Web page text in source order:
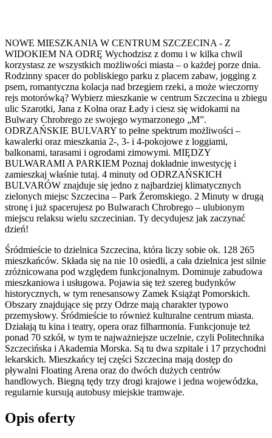
NOWE MIESZKANIA W CENTRUM SZCZECINA - Z
WIDOKIEM NA ODRĘ Wychodzisz z domu i w kilka chwil
korzystasz ze wszystkich możliwości miasta – o każdej porze dnia.
Rodzinny spacer do pobliskiego parku z placem zabaw, jogging z
psem, romantyczna kolacja nad brzegiem rzeki, a może wieczorny
rejs motorówką? Wybierz mieszkanie w centrum Szczecina u zbiegu
ulic Szarotki, Jana z Kolna oraz Łady i ciesz się widokami na
Bulwary Chrobrego ze swojego wymarzonego „M”.
ODRZAŃSKIE BULVARY to pełne spektrum możliwości –
kawalerki oraz mieszkania 2-, 3- i 4-pokojowe z loggiami,
balkonami, tarasami i ogrodami zimowymi. MIĘDZY
BULWARAMI A PARKIEM Poznaj dokładnie inwestycję i
zamieszkaj właśnie tutaj. 4 minuty od ODRZAŃSKICH
BULVARÓW znajduje się jedno z najbardziej klimatycznych
zielonych miejsc Szczecina – Park Żeromskiego. 2 Minuty w drugą
stronę i już spacerujesz po Bulwarach Chrobrego – ulubionym
miejscu relaksu wielu szczecinian. Ty decydujesz jak zaczynać
dzień!
Śródmieście to dzielnica Szczecina, która liczy sobie ok. 128 265
mieszkańców. Składa się na nie 10 osiedli, a cała dzielnica jest silnie
zróżnicowana pod względem funkcjonalnym. Dominuje zabudowa
mieszkaniowa i usługowa. Pojawia się też szereg budynków
historycznych, w tym renesansowy Zamek Książąt Pomorskich.
Obszary znajdujące się przy Odrze mają charakter typowo
przemysłowy. Śródmieście to również kulturalne centrum miasta.
Działają tu kina i teatry, opera oraz filharmonia. Funkcjonuje też
ponad 70 szkół, w tym te najważniejsze uczelnie, czyli Politechnika
Szczecińska i Akademia Morska. Są tu dwa szpitale i 17 przychodni
lekarskich. Mieszkańcy tej części Szczecina mają dostęp do
pływalni Floating Arena oraz do dwóch dużych centrów
handlowych. Biegną tędy trzy drogi krajowe i jedna wojewódzka,
regularnie kursują autobusy miejskie tramwaje.
Opis oferty